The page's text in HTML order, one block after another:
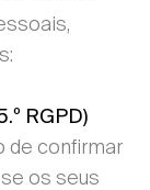
RGPD)
de confirmar
se os seus